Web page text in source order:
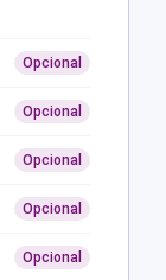
Opcional
Opcional
Opcional
Opcional
Opcional